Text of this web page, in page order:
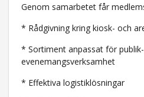
Genom samarbetet får
* Rådgivning kring kiosk- och
* Sortiment anpassat för
evenemangsverksamhet
* Effektiva logistiklösningar